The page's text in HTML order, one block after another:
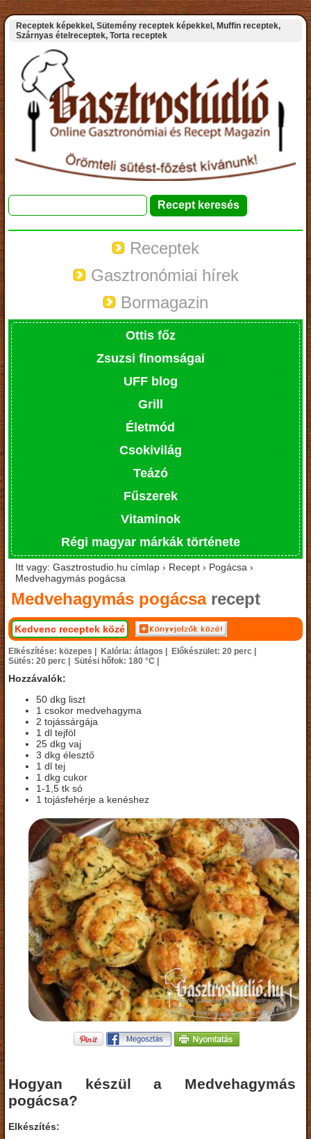
Receptek képekkel, Sütemény receptek képekkel, Muffin receptek,
Szárnyas ételreceptek, Torta receptek
Receptek
Gasztronómiai hírek
Bormagazin
Ottis főz
Zsuzsi finomságai
UFF blog
Grill
Életmód
Csokivilág
Teázó
Fűszerek
Vitaminok
Régi magyar márkák története
Itt vagy: Gasztrostudio.hu címlap › Recept › Pogácsa ›
Medvehagymás pogácsa
Medvehagymás pogácsarecept
Kedvenc receptek közé
Elkészítése: közepes | Kalória: átlagos | Előkészület: 20 perc |
Sütés: 20 perc | Sütési hőfok: 180 °C |
Hozzávalók:
50 dkg liszt
1 csokor medvehagyma
2 tojássárgája
1 dl tejföl
25 dkg vaj
3 dkg élesztő
1 dl tej
1 dkg cukor
1-1,5 tk só
1 tojásfehérje a kenéshez
Hogyan készül a Medvehagymás
pogácsa?
Elkészítés: